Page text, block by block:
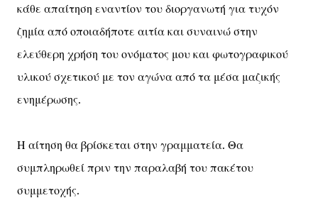
κάθε απαίτηση εναντίον του διοργανωτή για τυχόν
ζημία από οποιαδήποτε αιτία και συναινώ στην
ελεύθερη χρήση του ονόματος μου και φωτογραφικού
υλικού σχετικού με τον αγώνα από τα μέσα μαζικής
ενημέρωσης.
Η αίτηση θα βρίσκεται στην γραμματεία. Θα
συμπληρωθεί πριν την παραλαβή του πακέτου
συμμετοχής.